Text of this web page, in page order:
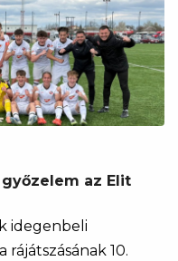
győzelem az Elit
idegenbeli
10.